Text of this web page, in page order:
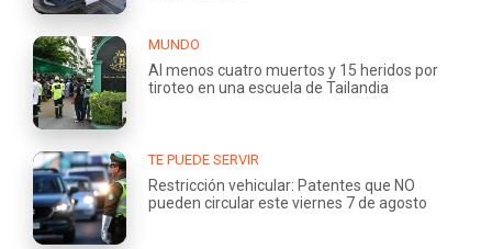
MUNDO
Al menos cuatro muertos y 15 heridos por
tiroteo en una escuela de Tailandia
TE PUEDE SERVIR
Restricción vehicular: Patentes que NO
pueden circular este viernes 7 de agosto